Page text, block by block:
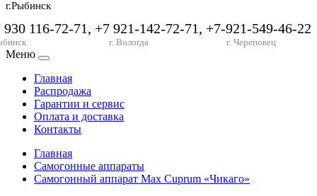
г.Рыбинск
116-72-71, +7 921-142-72-71, +7-921-549-46-22
г. Вологда г. Череповец
Меню
Главная
Распродажа
Гарантии и сервис
Оплата и доставка
Контакты
Главная
Самогонные аппараты
Самогонный аппарат Max Cuprum «Чикаго»